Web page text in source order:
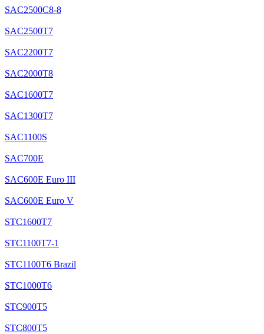
SAC2500C8-8
SAC2500T7
SAC2200T7
SAC2000T8
SAC1600T7
SAC1300T7
SAC1100S
SAC700E
SAC600E Euro III
SAC600E Euro V
STC1600T7
STC1100T7-1
STC1100T6 Brazil
STC1000T6
STC900T5
STC800T5